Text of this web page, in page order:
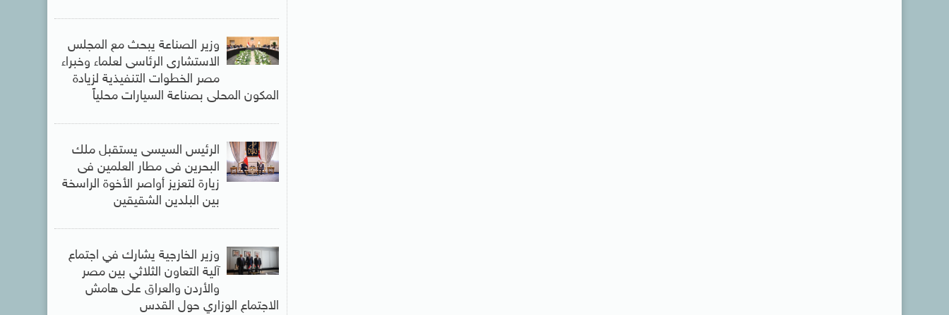
وزير الصناعة يبحث مع المجلس
الاستشارى الرئاسى لعلماء وخبراء
مصر الخطوات التنفيذية لزيادة
المكون المحلى بصناعة السيارات محلياً
الرئيس السيسى يستقبل ملك
البحرين فى مطار العلمين فى
زيارة لتعزيز أواصر الأخوة الراسخة
بين البلدين الشقيقين
وزير الخارجية يشارك في اجتماع
آلية التعاون الثلاثي بين مصر
والأردن والعراق على هامش
الاجتماع الوزاري حول القدس